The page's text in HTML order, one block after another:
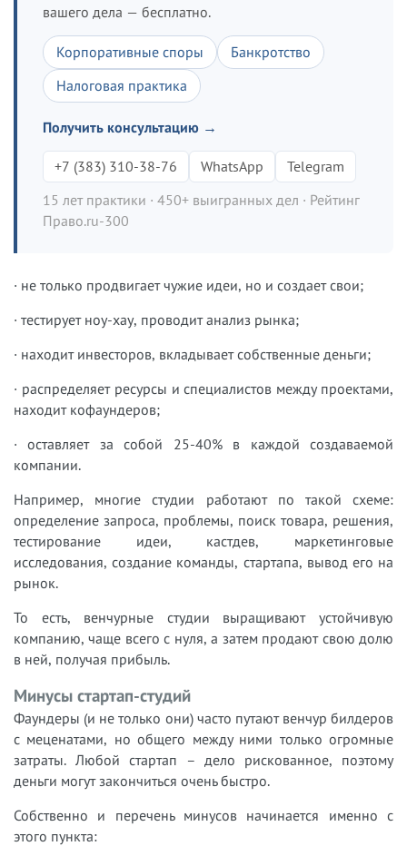
вашего дела — бесплатно.
Корпоративные споры
Банкротство
Налоговая практика
Получить консультацию →
+7 (383) 310-38-76 WhatsApp
Telegram
15 лет практики · 450+ выигранных дел · Рейтинг
Право.ru-300
· не только продвигает чужие идеи, но и создает свои;
· тестирует ноу-хау, проводит анализ рынка;
· находит инвесторов, вкладывает собственные деньги;
· распределяет ресурсы и специалистов между проектами,
находит кофаундеров;
· оставляет за собой 25-40% в каждой создаваемой
компании.
Например, многие студии работают по такой схеме:
определение запроса, проблемы, поиск товара, решения,
тестирование идеи, кастдев, маркетинговые
исследования, создание команды, стартапа, вывод его на
рынок.
То есть, венчурные студии выращивают устойчивую
компанию, чаще всего с нуля, а затем продают свою долю
в ней, получая прибыль.
Минусы стартап-студий
Фаундеры (и не только они) часто путают венчур билдеров
с меценатами, но общего между ними только огромные
затраты. Любой стартап – дело рискованное, поэтому
деньги могут закончиться очень быстро.
Собственно и перечень минусов начинается именно с
этого пункта: